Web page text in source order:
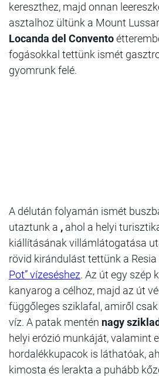
kereszthez, majd onnan
asztalhoz ültünk a Mount
Locanda del Convento
fogásokkal tettünk ismét
gyomrunk felé.
A délután folyamán ismét
utaztunk a , ahol a helyi
kiállításának villámlátogatása
rövid kirándulást tettünk a Resia
Pot” vízeséshez. Az út egy szép
kanyarog a célhoz, majd az út
függőleges sziklafal, amiről
víz. A patak mentén nagy
helyi erózió munkáját, valamint
hordalékkupacok is láthatóak,
kimosta és lerakta a puhább